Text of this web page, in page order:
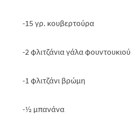
-15 γρ. κουβερτούρα
-2 φλιτζάνια γάλα φουντουκιού
-1 φλιτζάνι βρώμη
-½ μπανάνα